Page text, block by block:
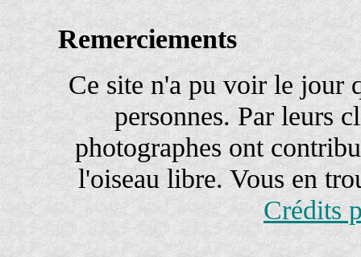
Remerciements
Ce site n'a pu voir le jour
personnes. Par leurs
photographes ont
l'oiseau libre. Vous en
Crédits